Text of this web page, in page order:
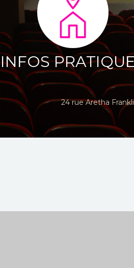
INFOS
24 rue Aretha